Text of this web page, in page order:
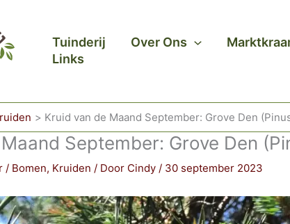
Tuinderij Over Ons
Links
Kruid van de Maand September: Grove Den
September: Grove Den
/ Bomen, Kruiden / Door Cindy / 30 september 2023